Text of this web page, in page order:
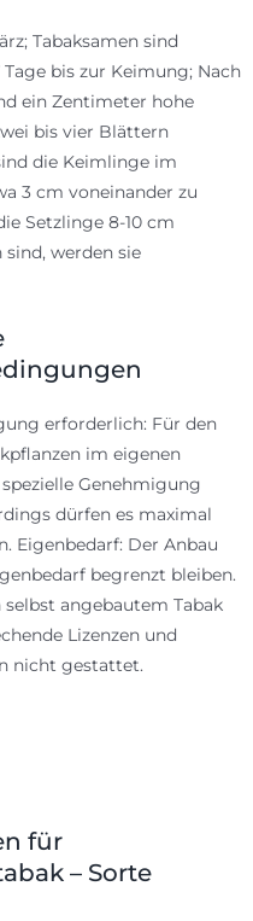
Tabaksamen sind
bis zur Keimung; Nach
ein Zentimeter hohe
bis vier Blättern
die Keimlinge im
3 cm voneinander zu
Setzlinge 8-10 cm
werden sie
erforderlich: Für den
im eigenen
Genehmigung
dürfen es maximal
Eigenbedarf: Der Anbau
begrenzt bleiben.
selbst angebautem Tabak
Lizenzen und
nicht gestattet.
für
– Sorte